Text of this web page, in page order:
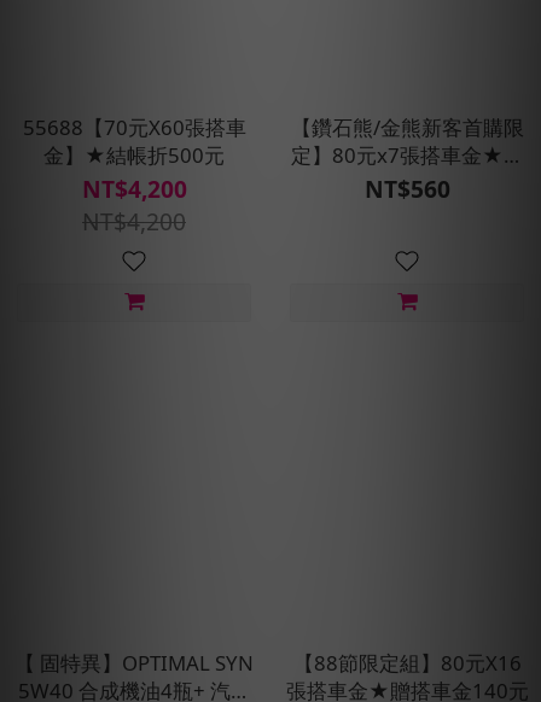
55688【70元X60張搭車
金】★結帳折500元
NT$4,200
NT$4,200
【鑽石熊/金熊新客首購限
定】80元x7張搭車金★現
折100元
NT$560
【 固特異】OPTIMAL SYN
5W40 合成機油4瓶+ 汽車
【88節限定組】80元X16
張搭車金★贈搭車金140元